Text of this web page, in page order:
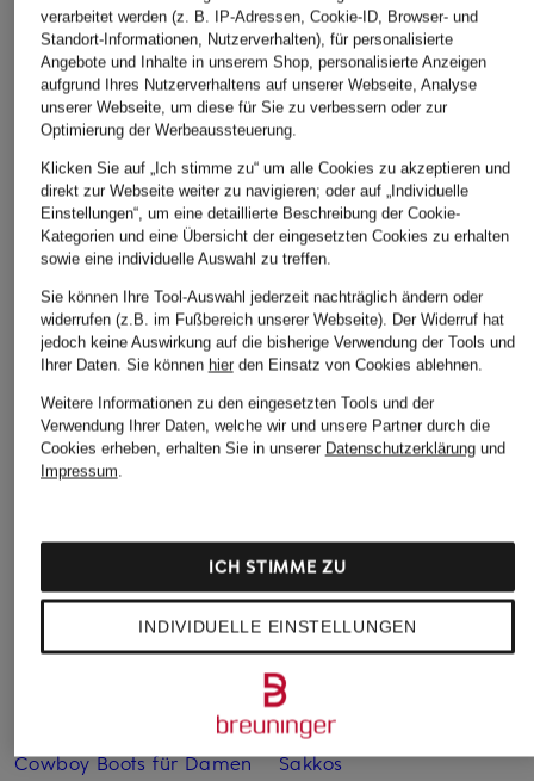
PAUL
Hemd Regular Fit in
Jeansoptik
CHF 30
Ursprünglich:CHF 55
ETON
Hemd Slim Fit
CHF 159
Ursprünglich:CHF 199
ARMEDANGELS
Hemd QUAASA
Comfort Fit
CHF 109
Weitere Kategorien
Abendkleider
Bademäntel für Herren
Bikinis für Damen
Boleros für Damen
Cowboy Boots für Damen
Kleider
Lederjacken für Herren
Leinenhosen für Herren
Leinenkleider
Maxikleider
Regenmäntel für Damen
Sakkos
verarbeitet werden (z. B. IP-Adressen, Cookie-ID, Browser- und
Standort-Informationen, Nutzerverhalten), für personalisierte
Angebote und Inhalte in unserem Shop, personalisierte Anzeigen
aufgrund Ihres Nutzerverhaltens auf unserer Webseite, Analyse
unserer Webseite, um diese für Sie zu verbessern oder zur
Optimierung der Werbeaussteuerung.
Klicken Sie auf „Ich stimme zu“ um alle Cookies zu akzeptieren und
direkt zur Webseite weiter zu navigieren; oder auf „Individuelle
Einstellungen“, um eine detaillierte Beschreibung der Cookie-
Kategorien und eine Übersicht der eingesetzten Cookies zu erhalten
sowie eine individuelle Auswahl zu treffen.
Sie können Ihre Tool-Auswahl jederzeit nachträglich ändern oder
widerrufen (z.B. im Fußbereich unserer Webseite). Der Widerruf hat
jedoch keine Auswirkung auf die bisherige Verwendung der Tools und
Ihrer Daten. Sie können hierden Einsatz von Cookies ablehnen.
Weitere Informationen zu den eingesetzten Tools und der
Verwendung Ihrer Daten, welche wir und unsere Partner durch die
Cookies erheben, erhalten Sie in unserer Datenschutzerklärungund
Impressum.
INDIVIDUELLE EINSTELLUNGEN
ICH STIMME ZU